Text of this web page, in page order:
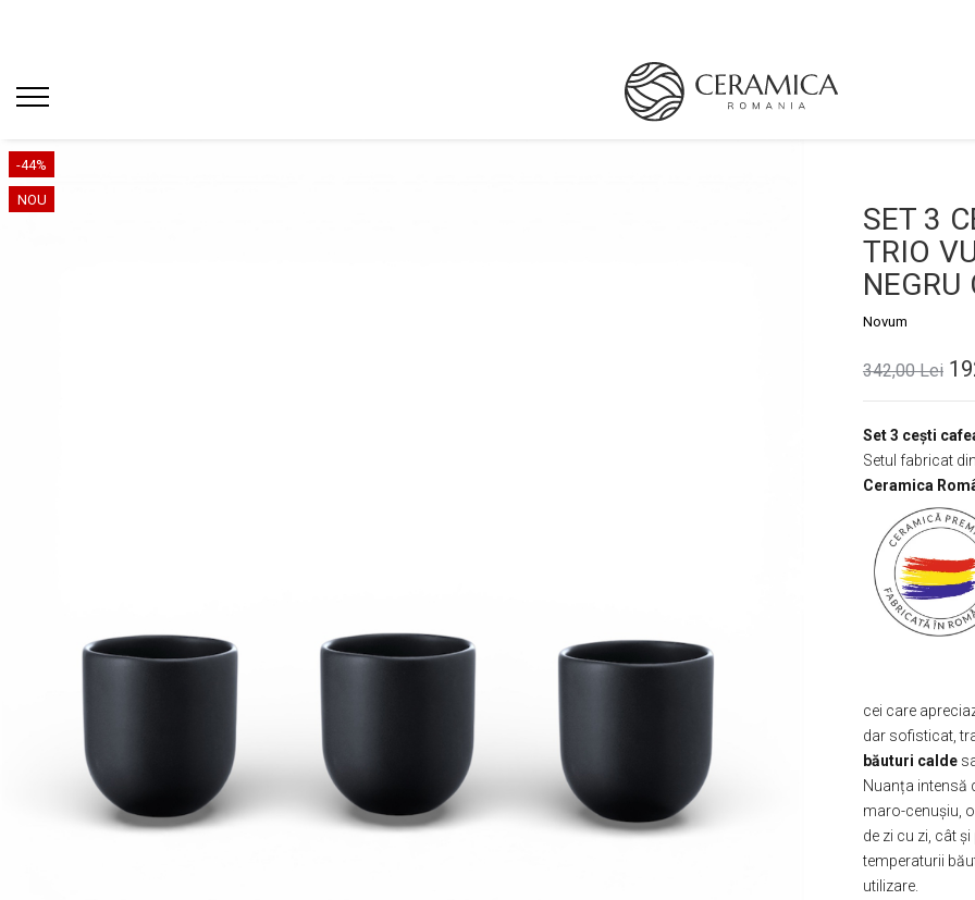
-44%
NOU
SET 3
TRIO
Novum
342,00 Lei
Set 3 cești
Setul fabricat din
Ceramica Rom
cei care
dar sofisticat,
băuturi calde
Nuanța intensă
maro-cenușiu,
de zi cu zi, cât
temperaturii
utilizare.